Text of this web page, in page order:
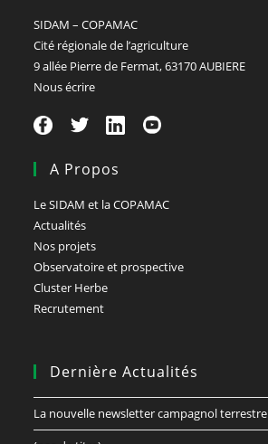
SIDAM – COPAMAC
Cité régionale de l’agriculture
9 allée Pierre de Fermat, 63170 AUBIERE
Nous écrire
A Propos
Le SIDAM et la COPAMAC
Actualités
Nos projets
Observatoire et prospective
Cluster Herbe
Recrutement
Dernière Actualités
La nouvelle newsletter campagnol terrestre